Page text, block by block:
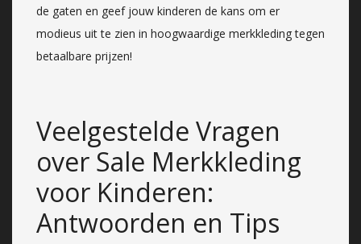
de gaten en geef jouw kinderen de kans om er
modieus uit te zien in hoogwaardige merkkleding tegen
betaalbare prijzen!
Veelgestelde Vragen
over Sale Merkkleding
voor Kinderen:
Antwoorden en Tips